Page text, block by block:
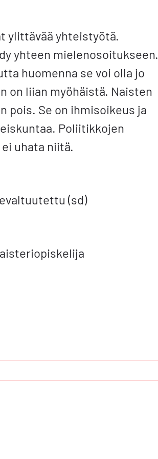
ylittävää yhteistyötä.
yhteen mielenosoitukseen.
huomenna se voi olla jo
on liian myöhäistä. Naisten
pois. Se on ihmisoikeus ja
Poliitikkojen
uhata niitä.
(sd)